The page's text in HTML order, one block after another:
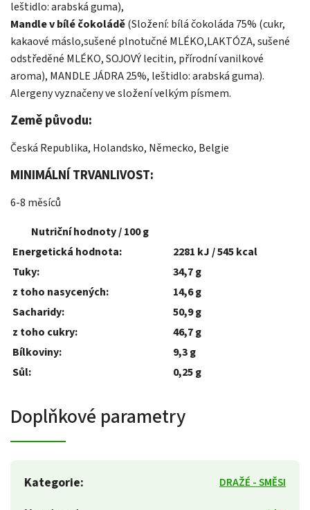
leštidlo: arabská guma),
Mandle v bílé čokoládě(Složení: bílá čokoláda 75% (cukr,
kakaové máslo,sušené plnotučné MLÉKO,LAKTÓZA, sušené
odstředěné MLÉKO, SOJOVÝ lecitin, přírodní vanilkové
aroma), MANDLE JÁDRA 25%, leštidlo: arabská guma).
Alergeny vyznačeny ve složení velkým písmem.
Země původu:
Česká Republika, Holandsko, Německo, Belgie
MINIMÁLNÍ TRVANLIVOST:
6-8 měsíců
Nutriční hodnoty / 100 g
Energetická hodnota:
2281 kJ / 545 kcal
Tuky:
34,7 g
z toho nasycených:
14,6 g
Sacharidy:
50,9 g
z toho cukry:
46,7 g
Bílkoviny:
9,3 g
Sůl:
0,25 g
Doplňkové parametry
Kategorie: DRAŽÉ - SMĚSI